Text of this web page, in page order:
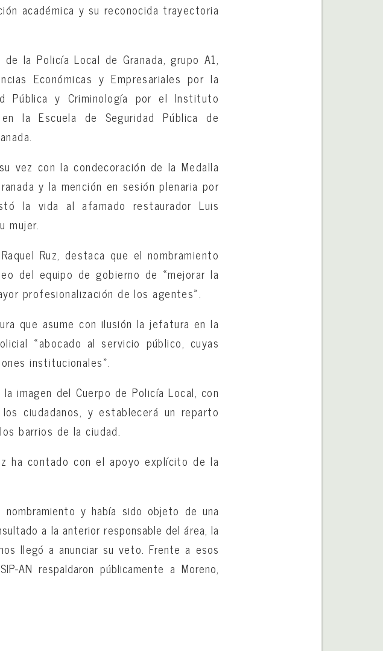
académica y su reconocida trayectoria
la Policía Local de Granada, grupo A1,
Económicas y Empresariales por la
Pública y Criminología por el Instituto
la Escuela de Seguridad Pública de
vez con la condecoración de la Medalla
y la mención en sesión plenaria por
la vida al afamado restaurador Luis
mujer.
Ruz, destaca que el nombramiento
del equipo de gobierno de «mejorar la
profesionalización de los agentes».
que asume con ilusión la jefatura en la
«abocado al servicio público, cuyas
institucionales».
imagen del Cuerpo de Policía Local, con
ciudadanos, y establecerá un reparto
barrios de la ciudad.
ha contado con el apoyo explícito de la
y había sido objeto de una
a la anterior responsable del área, la
llegó a anunciar su veto. Frente a esos
AN respaldaron públicamente a Moreno,